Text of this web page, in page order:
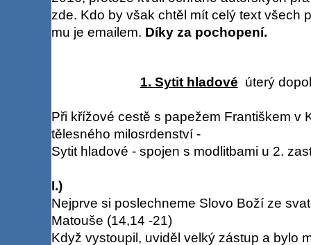
zde. Kdo by však chtěl mít celý text všech
mu je emailem. Díky za pochopení.
1. Sytit hladové úterý
Při křížové cestě s papežem Františkem v
tělesného milosrdenství -
Sytit hladové - spojen s modlitbami u 2.
I.)
Nejprve si poslechneme Slovo Boží ze
Matouše (14,14 -21)
Když vystoupil, uviděl velký zástup a bylo